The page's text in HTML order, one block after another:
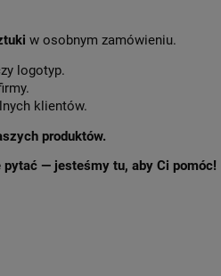
w osobnym zamówieniu.
logotyp.
klientów.
produktów.
pytać — jesteśmy tu, aby Ci pomóc!